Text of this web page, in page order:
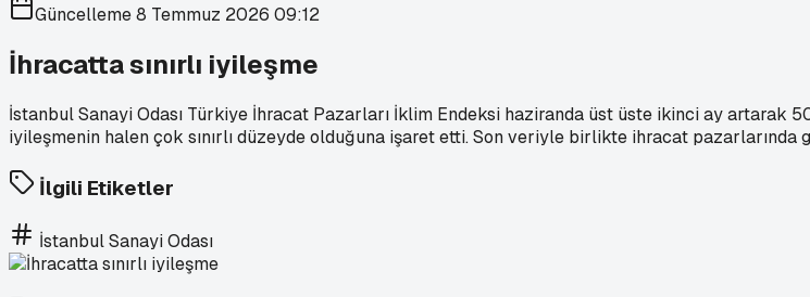
Güncelleme8 Temmuz 2026 09:12
İhracatta sınırlı iyileşme
İstanbul Sanayi Odası Türkiye İhracat Pazarları İklim Endeksi haziranda üst üste ikinci ay artarak
iyileşmenin halen çok sınırlı düzeyde olduğuna işaret etti. Son veriyle birlikte ihracat
İlgili Etiketler
İstanbul Sanayi Odası